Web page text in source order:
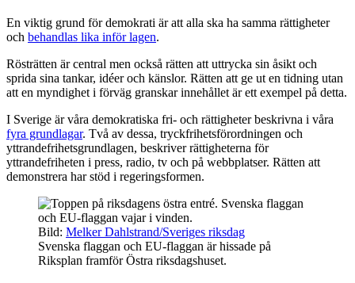
En viktig grund för demokrati är att alla ska ha samma rättigheter
och behandlas lika inför lagen.
Rösträtten är central men också rätten att uttrycka sin åsikt och
sprida sina tankar, idéer och känslor. Rätten att ge ut en tidning utan
att en myndighet i förväg granskar innehållet är ett exempel på detta.
I Sverige är våra demokratiska fri- och rättigheter beskrivna i våra
fyra grundlagar. Två av dessa, tryckfrihetsförordningen och
yttrandefrihetsgrundlagen, beskriver rättigheterna för
yttrandefriheten i press, radio, tv och på webbplatser. Rätten att
demonstrera har stöd i regeringsformen.
Bild: Melker Dahlstrand/Sveriges riksdag
Svenska flaggan och EU-flaggan är hissade på
Riksplan framför Östra riksdagshuset.